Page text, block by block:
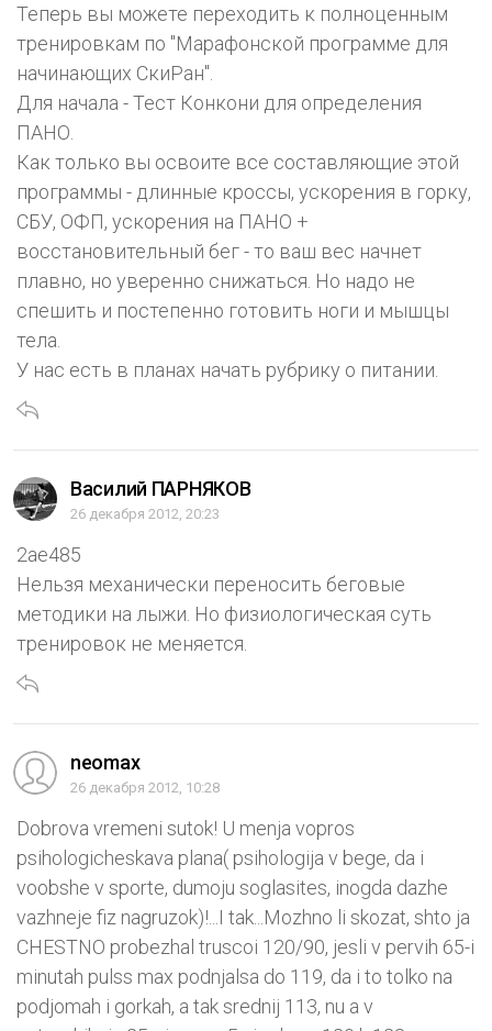
Теперь вы можете переходить к полноценным
тренировкам по "Марафонской программе для
начинающих СкиРан".
Для начала - Тест Конкони для определения
ПАНО.
Как только вы освоите все составляющие этой
программы - длинные кроссы, ускорения в горку,
СБУ, ОФП, ускорения на ПАНО +
восстановительный бег - то ваш вес начнет
плавно, но уверенно снижаться. Но надо не
спешить и постепенно готовить ноги и мышцы
тела.
У нас есть в планах начать рубрику о питании.
Василий ПАРНЯКОВ
26 декабря 2012, 20:23
2ae485
Нельзя механически переносить беговые
методики на лыжи. Но физиологическая суть
тренировок не меняется.
neomax
26 декабря 2012, 10:28
Dobrova vremeni sutok! U menja vopros
psihologicheskava plana( psihologija v bege, da i
voobshe v sporte, dumoju soglasites, inogda dazhe
vazhneje fiz nagruzok)!...I tak...Mozhno li skozat, shto ja
CHESTNO probezhal truscoi 120/90, jesli v pervih 65-i
minutah pulss max podnjalsa do 119, da i to tolko na
podjomah i gorkah, a tak srednij 113, nu a v